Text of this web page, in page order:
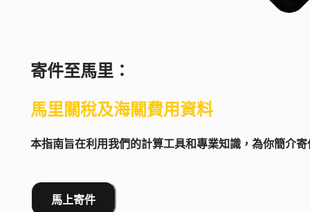
寄件至馬里 ：
馬里關稅及海關費用資料
本指南旨在利用我們的計算工具和專業知識，為你簡介
馬上寄件